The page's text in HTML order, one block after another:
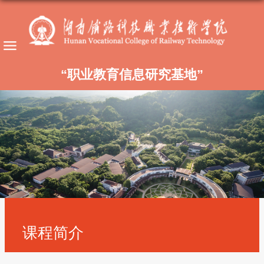
“职业教育信息研究基地”
课程简介